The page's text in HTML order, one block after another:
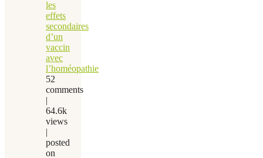
les
effets
secondaires
d’un
vaccin
avec
l’homéopathie
52
comments
|
64.6k
views
|
posted
on